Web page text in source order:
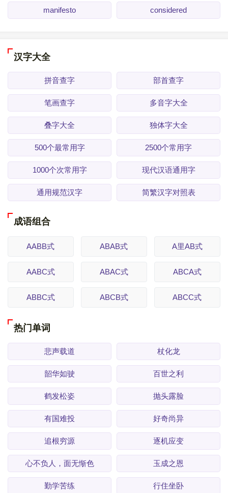
manifesto considered
汉字大全
拼音查字 部首查字
笔画查字 多音字大全
叠字大全 独体字大全
500个最常用字 2500个常用字
1000个次常用字 现代汉语通用字
通用规范汉字 简繁汉字对照表
成语组合
AABB式 ABAB式 A里AB式
AABC式 ABAC式 ABCA式
ABBC式 ABCB式 ABCC式
热门单词
悲声载道 杖化龙
韶华如驶 百世之利
鹤发松姿 抛头露脸
有国难投 好奇尚异
追根穷源 逐机应变
心不负人，面无惭色 玉成之恩
勤学苦练 行住坐卧